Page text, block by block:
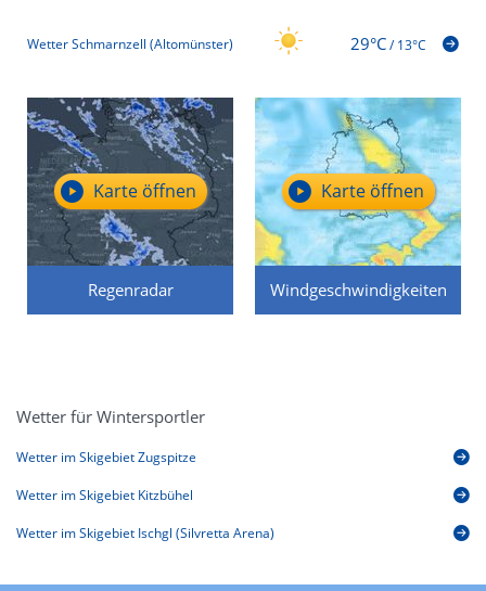
Wetter Schmarnzell (Altomünster) 29°C/13°C
Regenradar
Karte öffnen
Windgeschwindigkeiten
Karte öffnen
Wetter für Wintersportler
Wetter im Skigebiet Zugspitze
Wetter im Skigebiet Kitzbühel
Wetter im Skigebiet Ischgl (Silvretta Arena)